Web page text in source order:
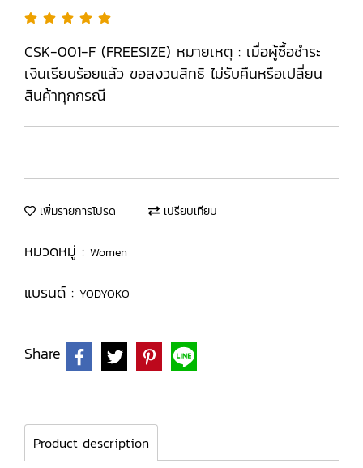
CSK-001-F (FREESIZE) หมายเหตุ : เมื่อผู้ซื้อชำระ
เงินเรียบร้อยแล้ว ขอสงวนสิทธิ ไม่รับคืนหรือเปลี่ยน
สินค้าทุกกรณี
เพิ่มรายการโปรด เปรียบเทียบ
หมวดหมู่ : Women
แบรนด์ : YODYOKO
Share
Product description